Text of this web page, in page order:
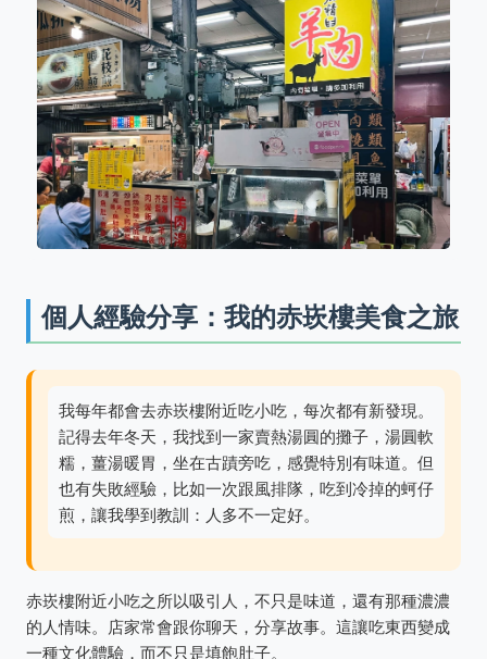
個人經驗分享：我的赤崁樓美食之旅
我每年都會去赤崁樓附近吃小吃，每次都有新發現。
記得去年冬天，我找到一家賣熱湯圓的攤子，湯圓軟
糯，薑湯暖胃，坐在古蹟旁吃，感覺特別有味道。但
也有失敗經驗，比如一次跟風排隊，吃到冷掉的蚵仔
煎，讓我學到教訓：人多不一定好。
赤崁樓附近小吃之所以吸引人，不只是味道，還有那種濃濃
的人情味。店家常會跟你聊天，分享故事。這讓吃東西變成
一種文化體驗，而不只是填飽肚子。